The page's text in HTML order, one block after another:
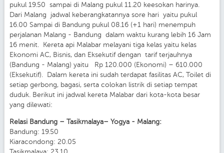
pukul 19.50 sampai di Malang pukul 11.20 keesokan harinya.
Dari Malang jadwal keberangkatannya sore hari yaitu pukul
16.00 Sampai di Bandung pukul 08.16 (+1 hari) menempuh
perjalanan Malang - Bandung dalam waktu kurang lebih 16 Jam
16 menit. Kereta api Malabar melayani tiga kelas yaitu kelas
Ekonomi AC, Bisnis, dan Eksekutif dengan tarif terjauhnya
(Bandung - Malang) yaitu Rp 120.000 (Ekonomi) – 610.000
(Eksekutif). Dalam kereta ini sudah terdapat fasilitas AC, Toilet di
setiap gerbong, bagasi, serta colokan listrik di setiap tempat
duduk. Berikut ini jadwal kereta Malabar dari kota-kota besar
yang dilewati:
Relasi Bandung – Tasikmalaya– Yogya - Malang:
Bandung: 19.50
Kiaracondong: 20.05